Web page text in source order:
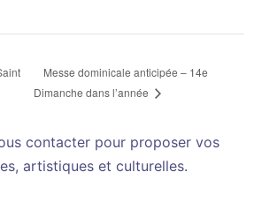
Messe dominicale anticipée – 14e
Dimanche dans l’année
contacter pour proposer vos
artistiques et culturelles.